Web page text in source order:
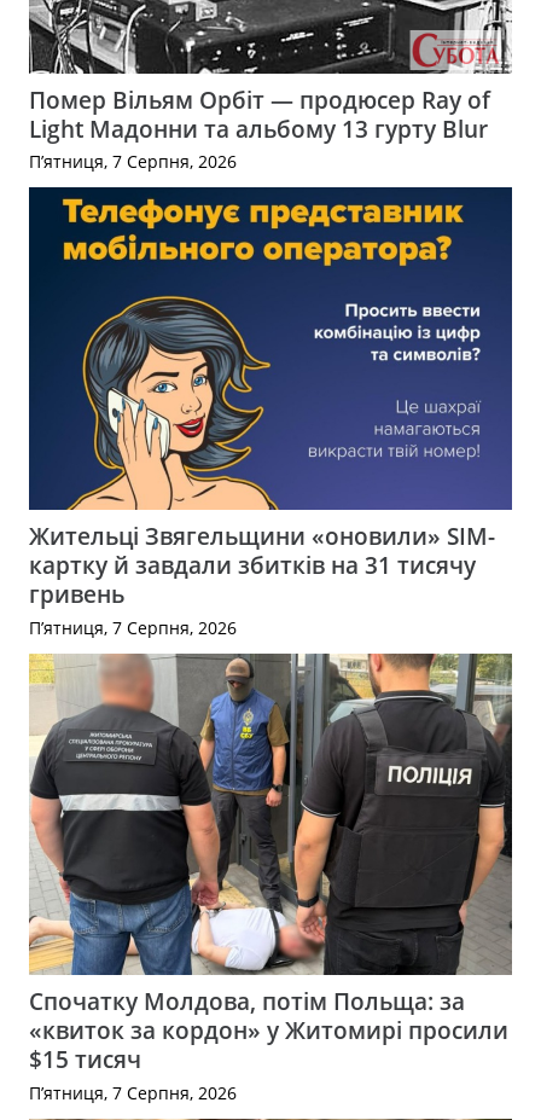
Помер Вільям Орбіт — продюсер Ray of
Light Мадонни та альбому 13 гурту Blur
П’ятниця, 7 Серпня, 2026
Жительці Звягельщини «оновили» SIM-
картку й завдали збитків на 31 тисячу
гривень
П’ятниця, 7 Серпня, 2026
Спочатку Молдова, потім Польща: за
«квиток за кордон» у Житомирі просили
$15 тисяч
П’ятниця, 7 Серпня, 2026